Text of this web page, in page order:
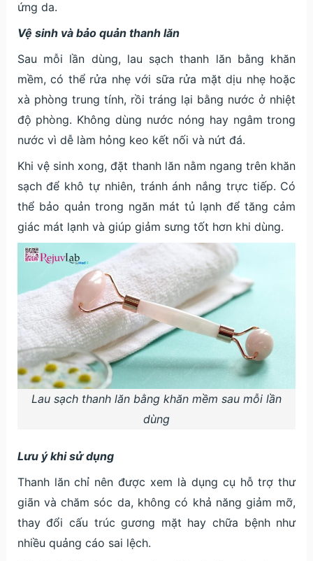
ứng da.
Vệ sinh và bảo quản thanh lăn
Sau mỗi lần dùng, lau sạch thanh lăn bằng khăn
mềm, có thể rửa nhẹ với sữa rửa mặt dịu nhẹ hoặc
xà phòng trung tính, rồi tráng lại bằng nước ở nhiệt
độ phòng. Không dùng nước nóng hay ngâm trong
nước vì dễ làm hỏng keo kết nối và nứt đá.
Khi vệ sinh xong, đặt thanh lăn nằm ngang trên khăn
sạch để khô tự nhiên, tránh ánh nắng trực tiếp. Có
thể bảo quản trong ngăn mát tủ lạnh để tăng cảm
giác mát lạnh và giúp giảm sưng tốt hơn khi dùng.
Lau sạch thanh lăn bằng khăn mềm sau mỗi lần
dùng
Lưu ý khi sử dụng
Thanh lăn chỉ nên được xem là dụng cụ hỗ trợ thư
giãn và chăm sóc da, không có khả năng giảm mỡ,
thay đổi cấu trúc gương mặt hay chữa bệnh như
nhiều quảng cáo sai lệch.